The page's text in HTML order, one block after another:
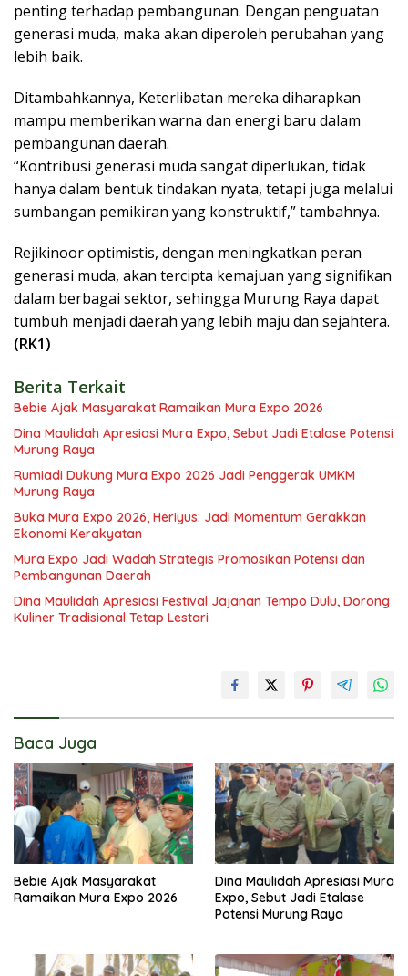
penting terhadap pembangunan. Dengan penguatan
generasi muda, maka akan diperoleh perubahan yang
lebih baik.
Ditambahkannya, Keterlibatan mereka diharapkan
mampu memberikan warna dan energi baru dalam
pembangunan daerah.
“Kontribusi generasi muda sangat diperlukan, tidak
hanya dalam bentuk tindakan nyata, tetapi juga melalui
sumbangan pemikiran yang konstruktif,” tambahnya.
Rejikinoor optimistis, dengan meningkatkan peran
generasi muda, akan tercipta kemajuan yang signifikan
dalam berbagai sektor, sehingga Murung Raya dapat
tumbuh menjadi daerah yang lebih maju dan sejahtera.
(RK1)
Berita Terkait
Bebie Ajak Masyarakat Ramaikan Mura Expo 2026
Dina Maulidah Apresiasi Mura Expo, Sebut Jadi Etalase Potensi
Murung Raya
Rumiadi Dukung Mura Expo 2026 Jadi Penggerak UMKM
Murung Raya
Buka Mura Expo 2026, Heriyus: Jadi Momentum Gerakkan
Ekonomi Kerakyatan
Mura Expo Jadi Wadah Strategis Promosikan Potensi dan
Pembangunan Daerah
Dina Maulidah Apresiasi Festival Jajanan Tempo Dulu, Dorong
Kuliner Tradisional Tetap Lestari
Baca Juga
Bebie Ajak Masyarakat
Ramaikan Mura Expo 2026
Dina Maulidah Apresiasi Mura
Expo, Sebut Jadi Etalase
Potensi Murung Raya